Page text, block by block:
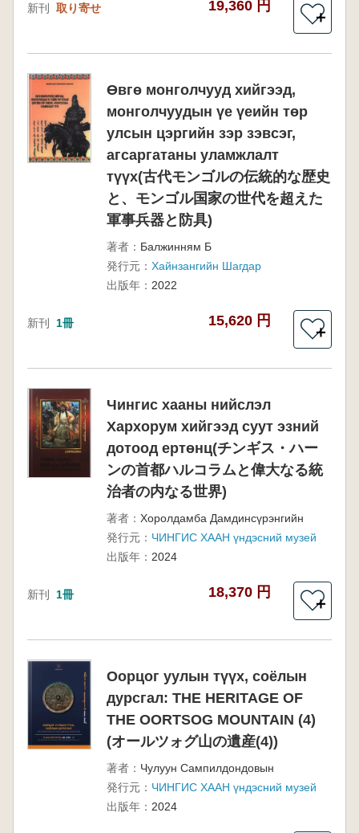
新刊 取り寄せ 19,360 円
＋
Өвгө монголчууд хийгээд,
монголчуудын үе үеийн төр
улсын цэргийн зэр зэвсэг,
агсаргатаны уламжлалт
түүх(古代モンゴルの伝統的な歴史
と、モンゴル国家の世代を超えた
軍事兵器と防具)
著者： Балжинням Б
発行元： Хайнзангийн Шагдар
出版年： 2022
新刊 1冊 15,620 円
＋
Чингис хааны нийслэл
Хархорум хийгээд суут эзний
дотоод ертөнц(チンギス・ハー
ンの首都ハルコラムと偉大なる統
治者の内なる世界)
著者： Хоролдамба Дамдинсүрэнгийн
発行元： ЧИНГИС ХААН үндэсний музей
出版年： 2024
新刊 1冊 18,370 円
＋
Оорцог уулын түүх, соёлын
дурсгал: THE HERITAGE OF
THE OORTSOG MOUNTAIN (4)
(オールツォグ山の遺産(4))
著者： Чулуун Сампилдондовын
発行元： ЧИНГИС ХААН үндэсний музей
出版年： 2024